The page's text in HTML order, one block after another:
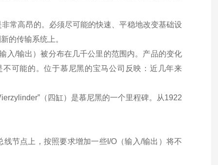
常高昂的。必须尽可能的快速、平稳地改变基础设
的传输系统上。
输入/输出）被分布在几千公里的范围内。产品的变化
可能的。位于慕尼黑的宝马公司反映：近几年来
（四缸）是慕尼黑的一个里程碑。从1922
线节点上，按照要求增加一些I/O（输入/输出）将不